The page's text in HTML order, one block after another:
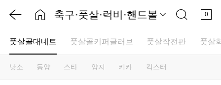
0
축구·풋살·럭비·핸드볼
풋살골대네트 풋살골키퍼글러브 풋살작전판 풋살
낫소 동양 스타 양지 키카 킥스터